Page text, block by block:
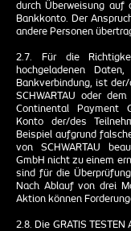
durch Überweisung auf
Bankkonto. Der
andere Personen
2.7. Für die
hochgeladenen
Bankverbindung, ist
SCHWARTAU oder
Continental Payment
Konto der/des
Beispiel aufgrund
von SCHWARTAU
GmbH nicht zu einem
sind für die
Nach Ablauf von drei
Aktion können
2.8. Die GRATIS